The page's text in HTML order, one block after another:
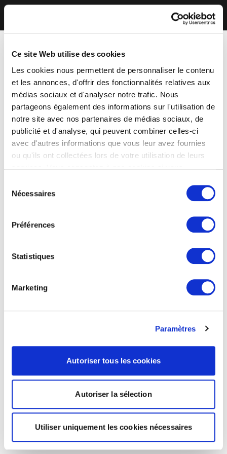
Ce site Web utilise des cookies
Les cookies nous permettent de personnaliser le contenu
et les annonces, d'offrir des fonctionnalités relatives aux
médias sociaux et d'analyser notre trafic. Nous
partageons également des informations sur l'utilisation de
notre site avec nos partenaires de médias sociaux, de
publicité et d'analyse, qui peuvent combiner celles-ci
avec d'autres informations que vous leur avez fournies
ou qu'ils ont collectées lors de votre utilisation de leurs
Nécessaires
Préférences
Statistiques
Marketing
Paramètres
Autoriser tous les cookies
Autoriser la sélection
Utiliser uniquement les cookies nécessaires